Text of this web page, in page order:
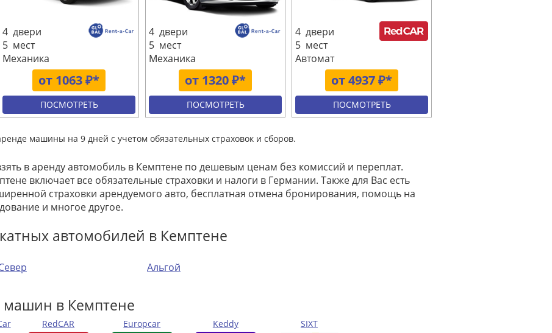
от 1063 ₽*
4 двери
5 мест
Механика
ПОСМОТРЕТЬ
от 1320 ₽*
4 двери
5 мест
Механика
ПОСМОТРЕТЬ
от 4937 ₽*
4 двери
5 мест
Автомат
ПОСМОТРЕТЬ
машины на 9 дней с учетом обязательных страховок и сборов.
в аренду автомобиль в Кемптене по дешевым ценам без комиссий и переплат.
включает все обязательные страховки и налоги в Германии. Также для Вас есть
страховки арендуемого авто, бесплатная отмена бронирования, помощь на
и многое другое.
автомобилей в Кемптене
Альгой
машин в Кемптене
RedCAR Europcar Keddy SIXT